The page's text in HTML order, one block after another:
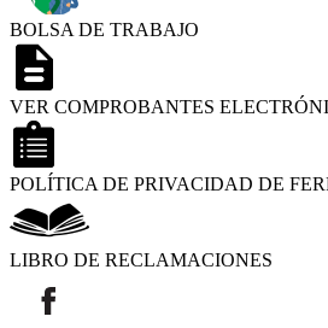
BOLSA DE TRABAJO
VER COMPROBANTES
POLÍTICA DE PRIVACIDAD DE
LIBRO DE RECLAMACIONES